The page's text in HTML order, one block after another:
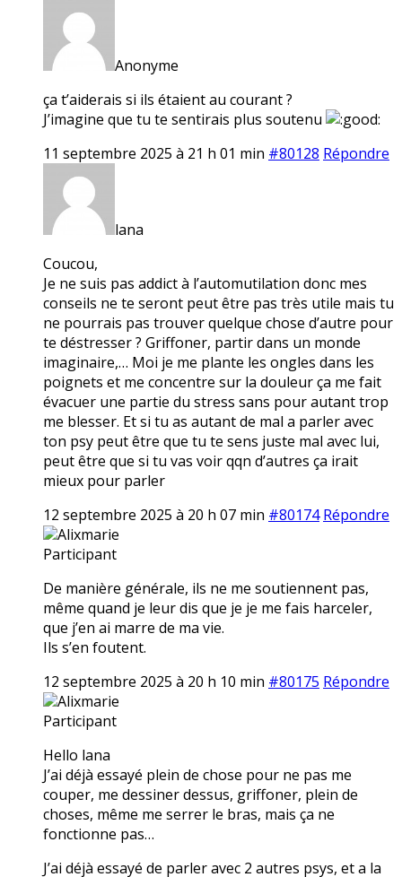
Anonyme
ça t’aiderais si ils étaient au courant ?
J’imagine que tu te sentirais plus soutenu
11 septembre 2025 à 21 h 01 min #80128 Répondre
lana
Coucou,
Je ne suis pas addict à l’automutilation donc mes
conseils ne te seront peut être pas très utile mais tu
ne pourrais pas trouver quelque chose d’autre pour
te déstresser ? Griffoner, partir dans un monde
imaginaire,… Moi je me plante les ongles dans les
poignets et me concentre sur la douleur ça me fait
évacuer une partie du stress sans pour autant trop
me blesser. Et si tu as autant de mal a parler avec
ton psy peut être que tu te sens juste mal avec lui,
peut être que si tu vas voir qqn d’autres ça irait
mieux pour parler
12 septembre 2025 à 20 h 07 min #80174 Répondre
Alixmarie
Participant
De manière générale, ils ne me soutiennent pas,
même quand je leur dis que je je me fais harceler,
que j’en ai marre de ma vie.
Ils s’en foutent.
12 septembre 2025 à 20 h 10 min #80175 Répondre
Alixmarie
Participant
Hello lana
J’ai déjà essayé plein de chose pour ne pas me
couper, me dessiner dessus, griffoner, plein de
choses, même me serrer le bras, mais ça ne
fonctionne pas…
J’ai déjà essayé de parler avec 2 autres psys, et a la